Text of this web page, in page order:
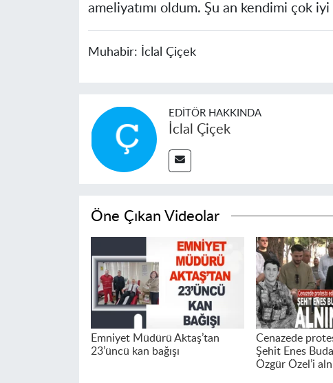
ameliyatımı oldum. Şu an kendimi çok
Muhabir: İclal Çiçek
EDITÖR HAKKINDA
İclal Çiçek
Öne Çıkan Videolar
Emniyet Müdürü Aktaş’tan
23’üncü kan bağışı
Cenazede
Şehit Enes
Özgür Özel’i